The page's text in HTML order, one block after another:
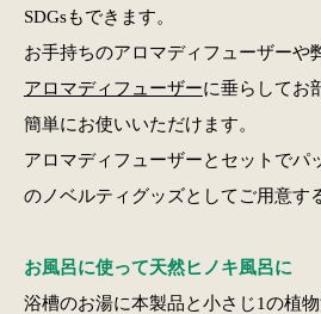
SDGsもできます。
お手持ちのアロマディフューザーや
アロマディフューザーに垂らしてお
簡単にお使いいただけます。
アロマディフューザーとセットでパ
のノベルティグッズとしてご用意す
お風呂に使って天然ヒノキ風呂に
浴槽のお湯に本製品と小さじ1の植